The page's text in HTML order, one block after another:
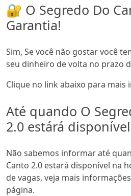
🔐 O Segredo Do
Garantia!
Sim, Se você não gostar você
seu dinheiro de volta no prazo
Clique no link abaixo para mais
Até quando O
2.0 estárá
Não sabemos informar até
Canto 2.0 estará disponível na
de vagas, veja mais
página.